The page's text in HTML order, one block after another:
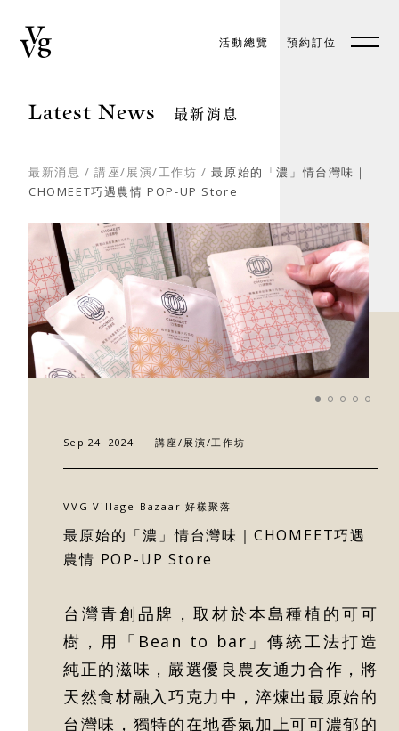
活動總覽 預約訂位
預約訂位 EN
門市據點
聯絡我們
Latest News 最新消息
最新消息 /講座/展演/工作坊 /最原始的「濃」情台灣味｜
CHOMEET巧遇農情 POP-UP Store
Sep 24. 2024 講座/展演/工作坊
VVG Village Bazaar 好樣聚落
最原始的「濃」情台灣味｜CHOMEET巧遇
農情 POP-UP Store
台灣青創品牌，取材於本島種植的可可
樹，用「Bean to bar」傳統工法打造
純正的滋味，嚴選優良農友通力合作，將
天然食材融入巧克力中，淬煉出最原始的
台灣味，獨特的在地香氣加上可可濃郁的